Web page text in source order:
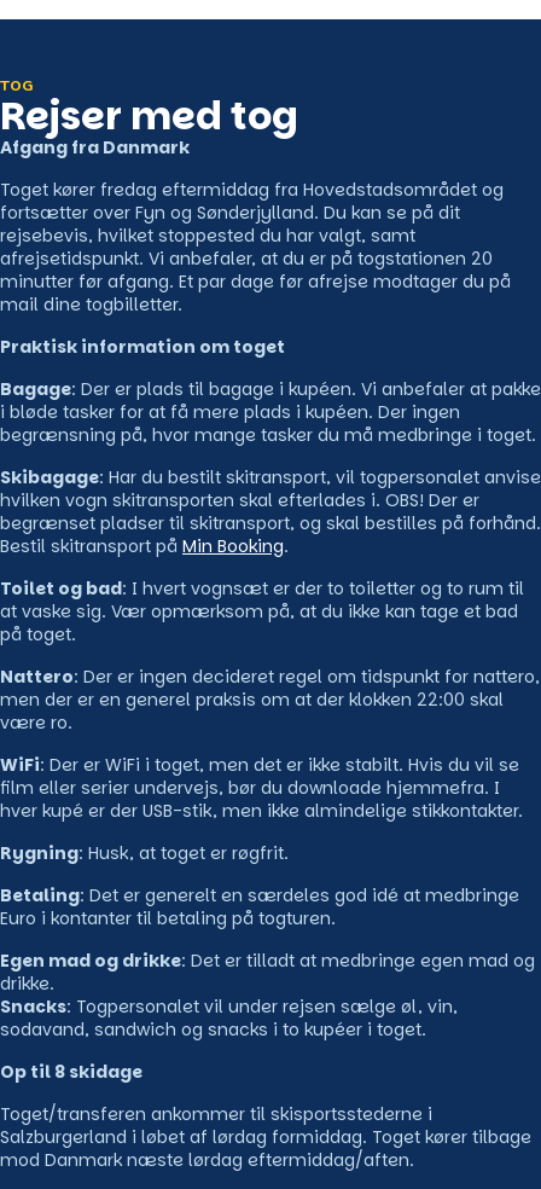
TOG
Rejser med tog
Afgang fra Danmark
Toget kører fredag eftermiddag fra Hovedstadsområdet og
fortsætter over Fyn og Sønderjylland. Du kan se på dit
rejsebevis, hvilket stoppested du har valgt, samt
afrejsetidspunkt. Vi anbefaler, at du er på togstationen 20
minutter før afgang. Et par dage før afrejse modtager du på
mail dine togbilletter.
Praktisk information om toget
Bagage: Der er plads til bagage i kupéen. Vi anbefaler at pakke
i bløde tasker for at få mere plads i kupéen. Der ingen
begrænsning på, hvor mange tasker du må medbringe i toget.
Skibagage: Har du bestilt skitransport, vil togpersonalet anvise
hvilken vogn skitransporten skal efterlades i. OBS! Der er
begrænset pladser til skitransport, og skal bestilles på forhånd.
Bestil skitransport på Min Booking.
Toilet og bad: I hvert vognsæt er der to toiletter og to rum til
at vaske sig. Vær opmærksom på, at du ikke kan tage et bad
på toget.
Nattero: Der er ingen decideret regel om tidspunkt for nattero,
men der er en generel praksis om at der klokken 22:00 skal
være ro.
WiFi: Der er WiFi i toget, men det er ikke stabilt. Hvis du vil se
film eller serier undervejs, bør du downloade hjemmefra. I
hver kupé er der USB-stik, men ikke almindelige stikkontakter.
Rygning: Husk, at toget er røgfrit.
Betaling: Det er generelt en særdeles god idé at medbringe
Euro i kontanter til betaling på togturen.
Egen mad og drikke: Det er tilladt at medbringe egen mad og
drikke.
Snacks: Togpersonalet vil under rejsen sælge øl, vin,
sodavand, sandwich og snacks i to kupéer i toget.
Op til 8 skidage
Toget/transferen ankommer til skisportsstederne i
Salzburgerland i løbet af lørdag formiddag. Toget kører tilbage
mod Danmark næste lørdag eftermiddag/aften.